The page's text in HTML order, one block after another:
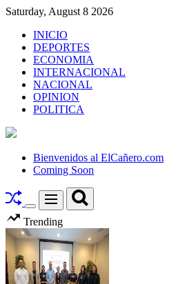
Skip
content
Saturday, August 8 2026
INICIO
DEPORTES
ECONOMIA
INTERNACIONAL
NACIONAL
OPINION
POLITICA
El
Bienvenidos al ElCañero.com
Coming Soon
Switch
color
mode
Menu Search
Trending